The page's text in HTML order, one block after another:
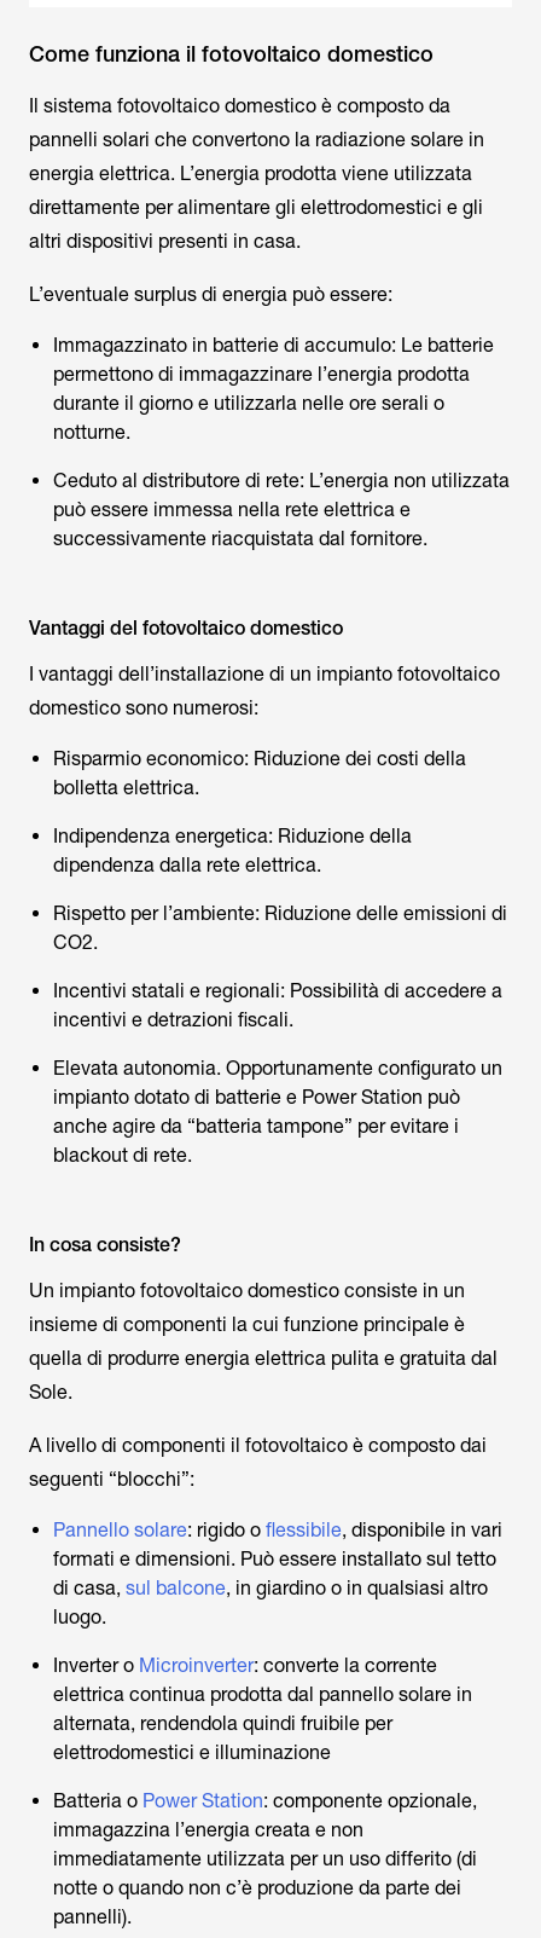
Come funziona il fotovoltaico domestico
Il sistema fotovoltaico domestico è composto da
pannelli solari che convertono la radiazione solare in
energia elettrica. L’energia prodotta viene utilizzata
direttamente per alimentare gli elettrodomestici e gli
altri dispositivi presenti in casa.
L’eventuale surplus di energia può essere:
Immagazzinato in batterie di accumulo: Le batterie
permettono di immagazzinare l’energia prodotta
durante il giorno e utilizzarla nelle ore serali o
notturne.
Ceduto al distributore di rete: L’energia non utilizzata
può essere immessa nella rete elettrica e
successivamente riacquistata dal fornitore.
Vantaggi del fotovoltaico domestico
I vantaggi dell’installazione di un impianto fotovoltaico
domestico sono numerosi:
Risparmio economico: Riduzione dei costi della
bolletta elettrica.
Indipendenza energetica: Riduzione della
dipendenza dalla rete elettrica.
Rispetto per l’ambiente: Riduzione delle emissioni di
CO2.
Incentivi statali e regionali: Possibilità di accedere a
incentivi e detrazioni fiscali.
Elevata autonomia. Opportunamente configurato un
impianto dotato di batterie e Power Station può
anche agire da “batteria tampone” per evitare i
blackout di rete.
In cosa consiste?
Un impianto fotovoltaico domestico consiste in un
insieme di componenti la cui funzione principale è
quella di produrre energia elettrica pulita e gratuita dal
Sole.
A livello di componenti il fotovoltaico è composto dai
seguenti “blocchi”:
Pannello solare: rigido o flessibile, disponibile in vari
formati e dimensioni. Può essere installato sul tetto
di casa, sul balcone, in giardino o in qualsiasi altro
luogo.
Inverter o Microinverter: converte la corrente
elettrica continua prodotta dal pannello solare in
alternata, rendendola quindi fruibile per
elettrodomestici e illuminazione
Batteria o Power Station: componente opzionale,
immagazzina l’energia creata e non
immediatamente utilizzata per un uso differito (di
notte o quando non c’è produzione da parte dei
pannelli).